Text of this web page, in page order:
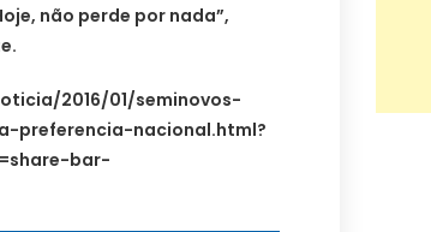
não perde por nada”,
2016/01/seminovos-
preferencia-nacional.html?
bar-